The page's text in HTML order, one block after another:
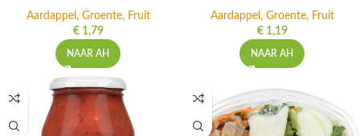
Aardappel, Groente, Fruit
€1,79
NAAR AH
Aardappel, Groente, Fruit
€1,19
NAAR AH